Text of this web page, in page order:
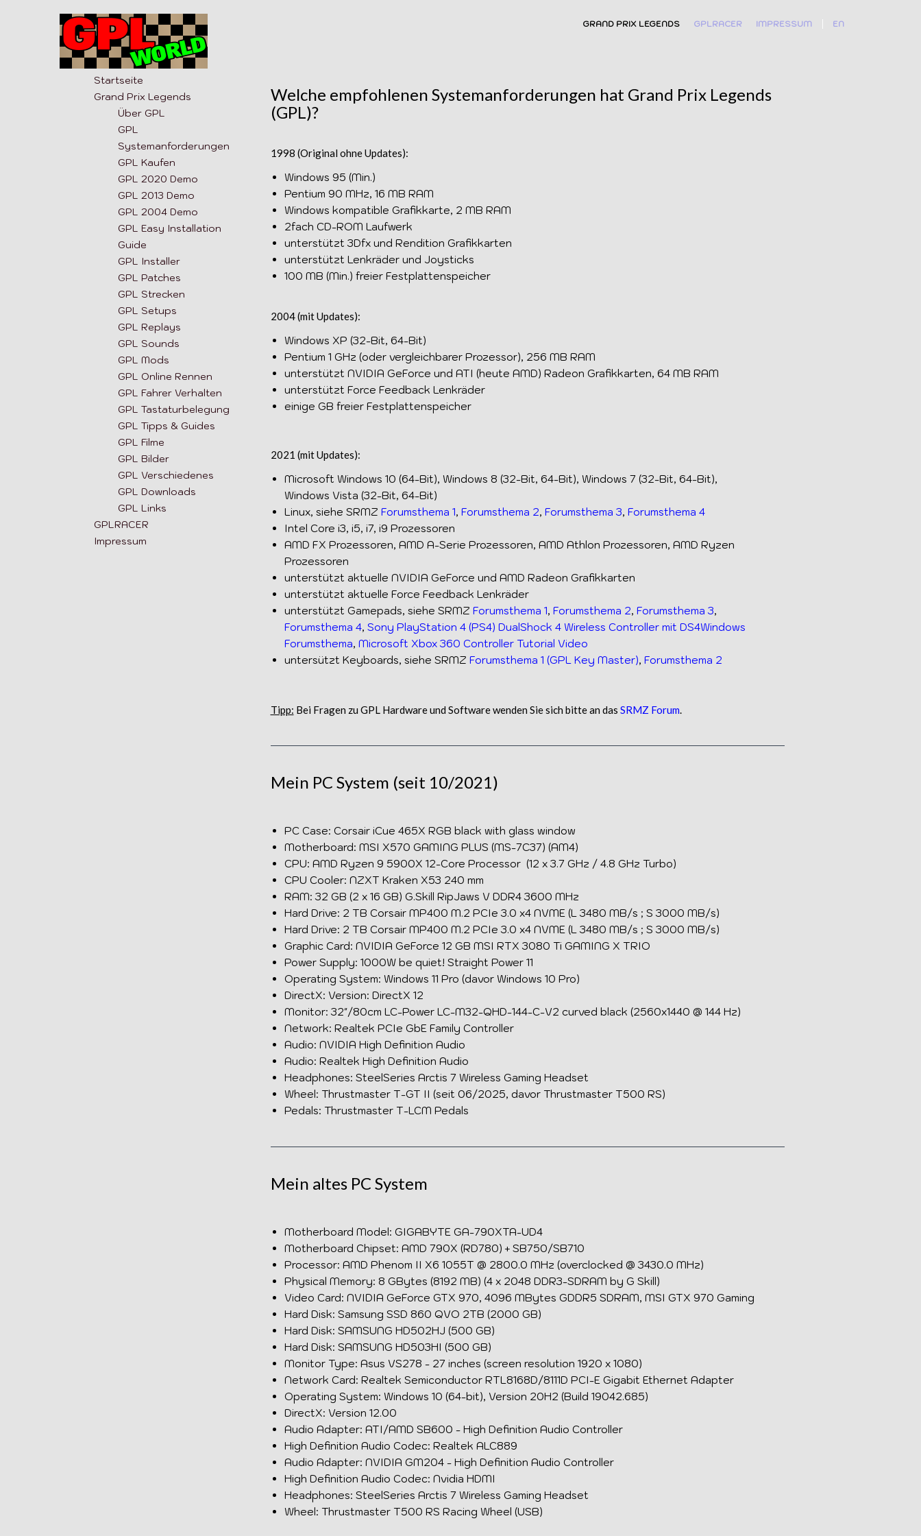
GRAND PRIX LEGENDS GPLRACER IMPRESSUM EN
Startseite
Grand Prix Legends
Über GPL
GPL
Systemanforderungen
GPL Kaufen
GPL 2020 Demo
GPL 2013 Demo
GPL 2004 Demo
GPL Easy Installation
Guide
GPL Installer
GPL Patches
GPL Strecken
GPL Setups
GPL Replays
GPL Sounds
GPL Mods
GPL Online Rennen
GPL Fahrer Verhalten
GPL Tastaturbelegung
GPL Tipps & Guides
GPL Filme
GPL Bilder
GPL Verschiedenes
GPL Downloads
GPL Links
GPLRACER
Impressum
Welche empfohlenen Systemanforderungen hat Grand Prix Legends
(GPL)?
1998 (Original ohne Updates):
Windows 95 (Min.)
Pentium 90 MHz, 16 MB RAM
Windows kompatible Grafikkarte, 2 MB RAM
2fach CD-ROM Laufwerk
unterstützt 3Dfx und Rendition Grafikkarten
unterstützt Lenkräder und Joysticks
100 MB (Min.) freier Festplattenspeicher
2004 (mit Updates):
Windows XP (32-Bit, 64-Bit)
Pentium 1 GHz (oder vergleichbarer Prozessor), 256 MB RAM
unterstützt NVIDIA GeForce und ATI (heute AMD) Radeon Grafikkarten, 64 MB RAM
unterstützt Force Feedback Lenkräder
einige GB freier Festplattenspeicher
2021 (mit Updates):
Microsoft Windows 10 (64-Bit), Windows 8 (32-Bit, 64-Bit), Windows 7 (32-Bit, 64-Bit),
Windows Vista (32-Bit, 64-Bit)
Linux, siehe SRMZ Forumsthema 1, Forumsthema 2, Forumsthema 3, Forumsthema 4
Intel Core i3, i5, i7, i9 Prozessoren
AMD FX Prozessoren, AMD A-Serie Prozessoren, AMD Athlon Prozessoren, AMD Ryzen
Prozessoren
unterstützt aktuelle NVIDIA GeForce und AMD Radeon Grafikkarten
unterstützt aktuelle Force Feedback Lenkräder
unterstützt Gamepads, siehe SRMZ Forumsthema 1, Forumsthema 2, Forumsthema 3,
Forumsthema 4, Sony PlayStation 4 (PS4) DualShock 4 Wireless Controller mit DS4Windows
Forumsthema, Microsoft Xbox 360 Controller Tutorial Video
untersützt Keyboards, siehe SRMZ Forumsthema 1 (GPL Key Master), Forumsthema 2
Tipp: Bei Fragen zu GPL Hardware und Software wenden Sie sich bitte an das SRMZ Forum.
Mein PC System (seit 10/2021)
PC Case: Corsair iCue 465X RGB black with glass window
Motherboard: MSI X570 GAMING PLUS (MS-7C37) (AM4)
CPU: AMD Ryzen 9 5900X 12-Core Processor (12 x 3.7 GHz / 4.8 GHz Turbo)
CPU Cooler: NZXT Kraken X53 240 mm
RAM: 32 GB (2 x 16 GB) G.Skill RipJaws V DDR4 3600 MHz
Hard Drive: 2 TB Corsair MP400 M.2 PCIe 3.0 x4 NVME (L 3480 MB/s ; S 3000 MB/s)
Hard Drive: 2 TB Corsair MP400 M.2 PCIe 3.0 x4 NVME (L 3480 MB/s ; S 3000 MB/s)
Graphic Card: NVIDIA GeForce 12 GB MSI RTX 3080 Ti GAMING X TRIO
Power Supply: 1000W be quiet! Straight Power 11
Operating System: Windows 11 Pro (davor Windows 10 Pro)
DirectX: Version: DirectX 12
Monitor: 32"/80cm LC-Power LC-M32-QHD-144-C-V2 curved black (2560x1440 @ 144 Hz)
Network: Realtek PCIe GbE Family Controller
Audio: NVIDIA High Definition Audio
Audio: Realtek High Definition Audio
Headphones: SteelSeries Arctis 7 Wireless Gaming Headset
Wheel: Thrustmaster T-GT II (seit 06/2025, davor Thrustmaster T500 RS)
Pedals: Thrustmaster T-LCM Pedals
Mein altes PC System
Motherboard Model: GIGABYTE GA-790XTA-UD4
Motherboard Chipset: AMD 790X (RD780) + SB750/SB710
Processor: AMD Phenom II X6 1055T @ 2800.0 MHz (overclocked @ 3430.0 MHz)
Physical Memory: 8 GBytes (8192 MB) (4 x 2048 DDR3-SDRAM by G Skill)
Video Card: NVIDIA GeForce GTX 970, 4096 MBytes GDDR5 SDRAM, MSI GTX 970 Gaming
Hard Disk: Samsung SSD 860 QVO 2TB (2000 GB)
Hard Disk: SAMSUNG HD502HJ (500 GB)
Hard Disk: SAMSUNG HD503HI (500 GB)
Monitor Type: Asus VS278 - 27 inches (screen resolution 1920 x 1080)
Network Card: Realtek Semiconductor RTL8168D/8111D PCI-E Gigabit Ethernet Adapter
Operating System: Windows 10 (64-bit), Version 20H2 (Build 19042.685)
DirectX: Version 12.00
Audio Adapter: ATI/AMD SB600 - High Definition Audio Controller
High Definition Audio Codec: Realtek ALC889
Audio Adapter: NVIDIA GM204 - High Definition Audio Controller
High Definition Audio Codec: Nvidia HDMI
Headphones: SteelSeries Arctis 7 Wireless Gaming Headset
Wheel: Thrustmaster T500 RS Racing Wheel (USB)